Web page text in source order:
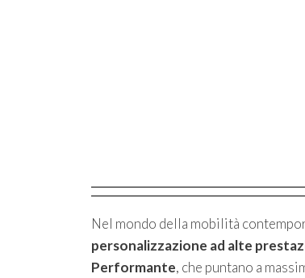
Nel mondo della mobilità
personalizzazione ad alte
Performante, che puntano a